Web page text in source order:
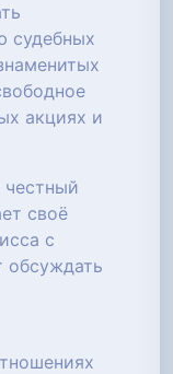
судебных
акциях и
своё
с